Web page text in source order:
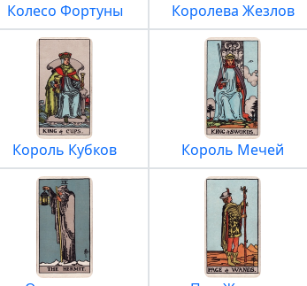
Колесо Фортуны Королева Жезлов
Король Кубков Король Мечей